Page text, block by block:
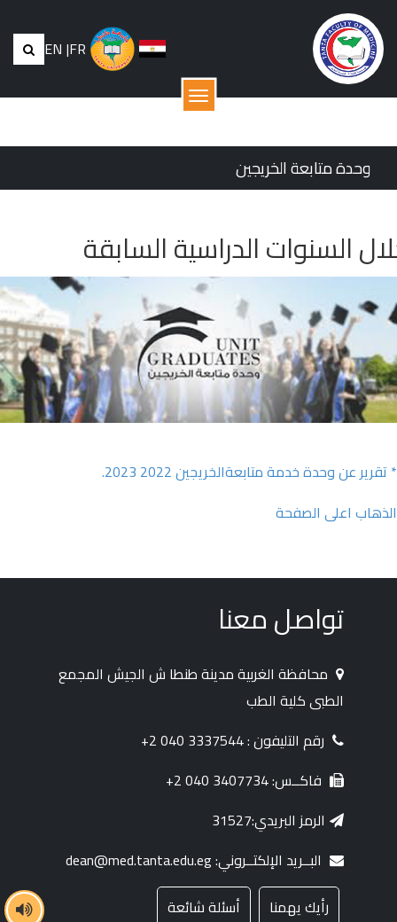
EN |FR
القائمة
وحدة متابعة الخريجين
السنوات الدراسية السابقة
* تقرير عن وحدة خدمة متابعةالخريجين 2022 2023.
الذهاب اعلى الصفحة
تواصل معنا
محافظة الغربية مدينة طنطا ش الجيش المجمع
الطبى كلية الطب
رقم التليفون : 3337544 040 2+
فاكــس: 3407734 040 2+
الرمز البريدي:31527
البــريد الإلكتــروني: dean@med.tanta.edu.eg
رأيك يهمنا
أسئلة شائعة